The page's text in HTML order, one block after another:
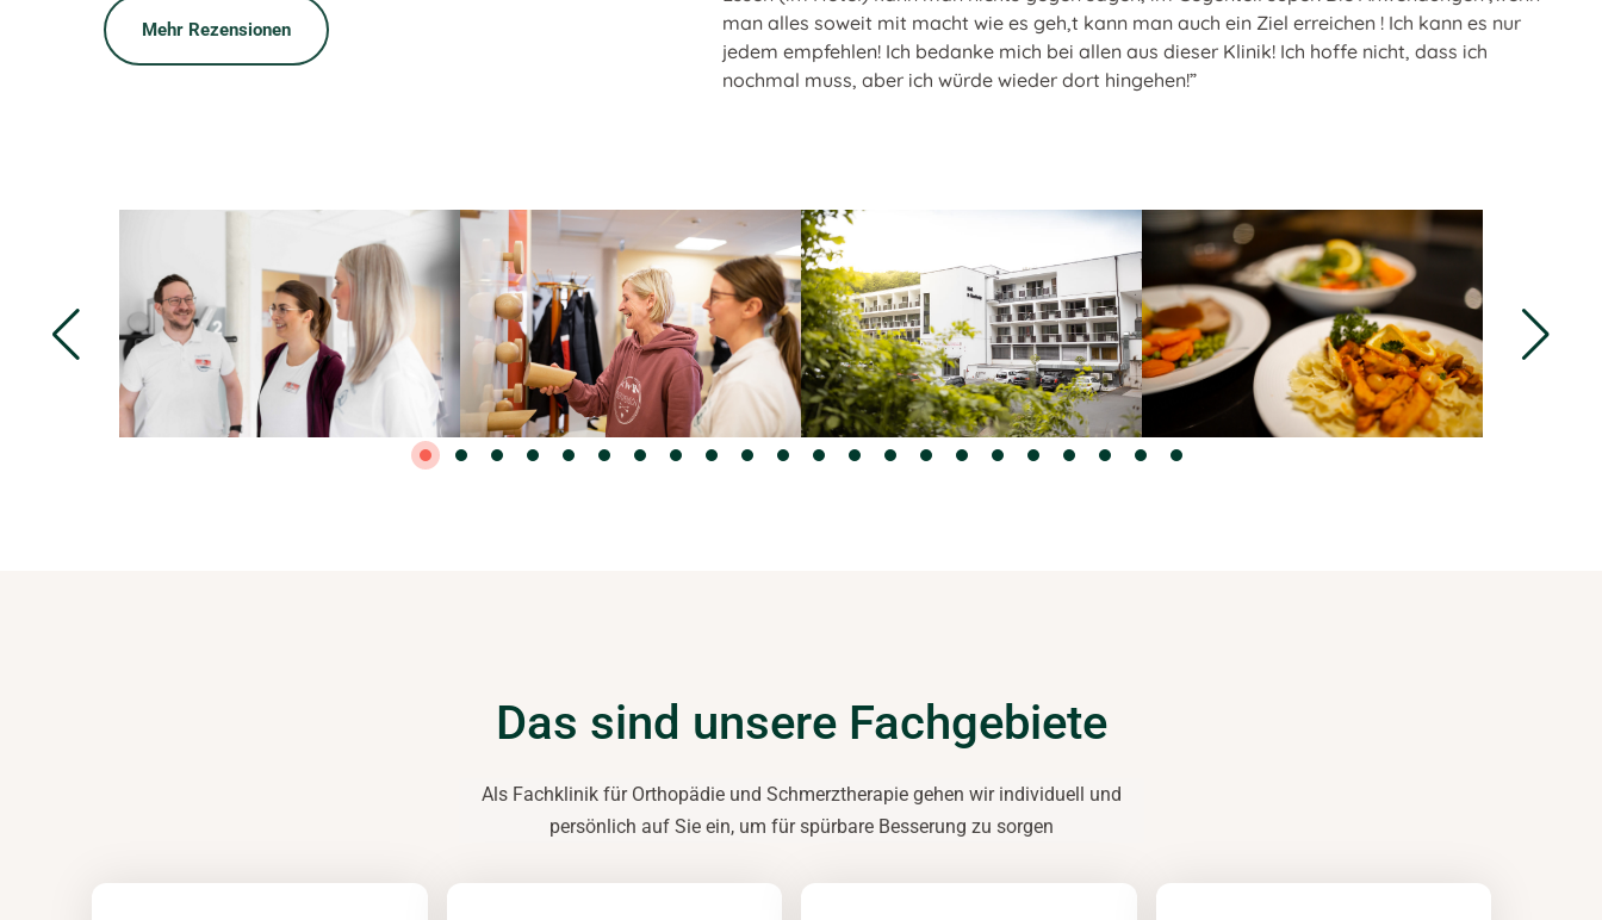
Mehr Rezensionen
man alles soweit mit macht wie es geh,t kann man auch ein Ziel erreichen ! Ich kann es nur
jedem empfehlen! Ich bedanke mich bei allen aus dieser Klinik! Ich hoffe nicht, dass ich
nochmal muss, aber ich würde wieder dort hingehen!”
Das sind unsere Fachgebiete
Als Fachklinik für Orthopädie und Schmerztherapie gehen wir individuell und
persönlich auf Sie ein, um für spürbare Besserung zu sorgen